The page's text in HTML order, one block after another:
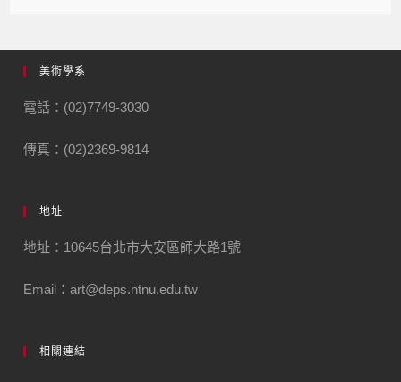
美術學系
電話：(02)7749-3030
傳真：(02)2369-9814
地址
地址：10645台北市大安區師大路1號
Email：art@deps.ntnu.edu.tw
相關連結